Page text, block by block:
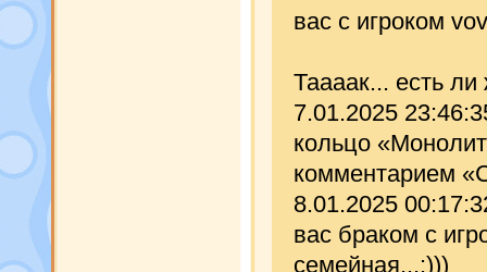
вас с игроком
Таааак... есть
7.01.2025
кольцо
комментарием
8.01.2025
вас браком с
семейная...:)))